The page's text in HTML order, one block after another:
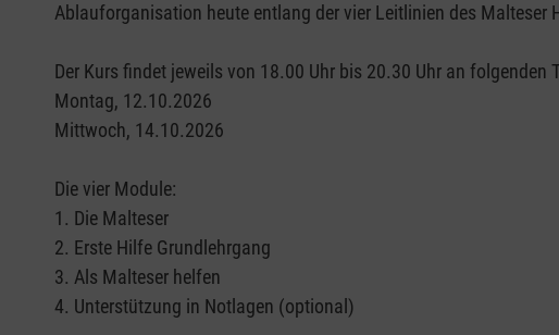
Ablauforganisation heute entlang der vier Leitlinien des Malteser
Der Kurs findet jeweils von 18.00 Uhr bis 20.30 Uhr an folgenden
Montag, 12.10.2026
Mittwoch, 14.10.2026
Die vier Module:
1. Die Malteser
2. Erste Hilfe Grundlehrgang
3. Als Malteser helfen
4. Unterstützung in Notlagen (optional)